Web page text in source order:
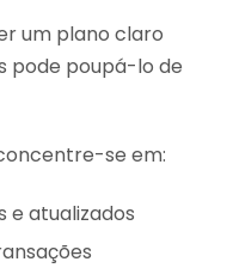
um plano claro
pode poupá-lo de
se em:
atualizados